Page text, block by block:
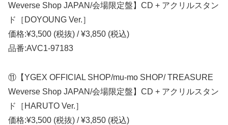
Weverse Shop JAPAN/会場限定盤】CD + アクリルスタン
ド［DOYOUNG Ver.］
価格:¥3,500 (税抜) / ¥3,850 (税込)
品番:AVC1-97183
⑪【YGEX OFFICIAL SHOP/mu-mo SHOP/ TREASURE
Weverse Shop JAPAN/会場限定盤】CD + アクリルスタン
ド［HARUTO Ver.］
価格:¥3,500 (税抜) / ¥3,850 (税込)